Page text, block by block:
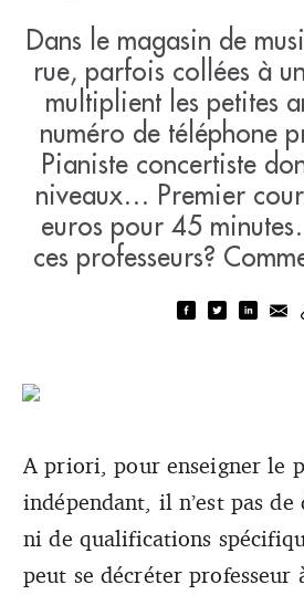
Dans le magasin de
rue, parfois collées à
multiplient les petites
numéro de téléphone
Pianiste concertiste
niveaux… Premier
euros pour 45
ces professeurs?
A priori, pour enseigner le
indépendant, il n’est pas
ni de qualifications
peut se décréter professeur